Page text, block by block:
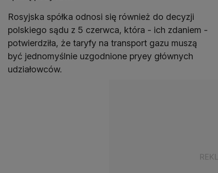
Rosyjska spółka odnosi się również do decyzji
polskiego sądu z 5 czerwca, która - ich zdaniem -
potwierdziła, że taryfy na transport gazu muszą
być jednomyślnie uzgodnione pryey głównych
udziałowców.